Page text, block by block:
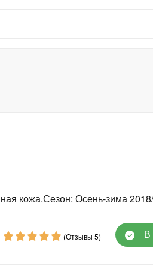
кожа.Сезон: Осень-зима
(Отзывы 5) В